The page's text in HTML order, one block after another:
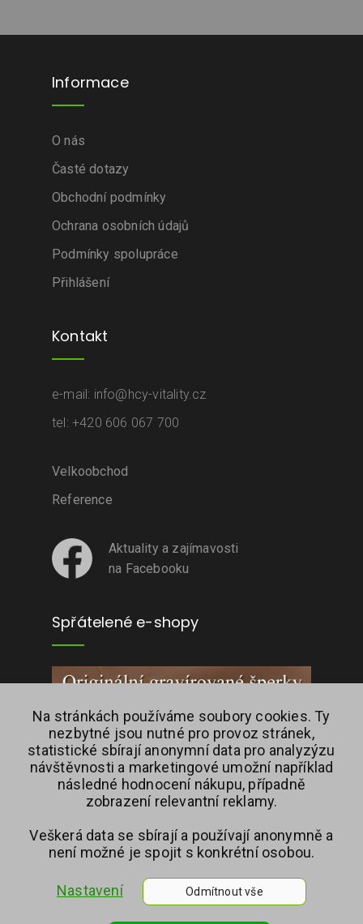
Informace
O nás
Časté dotazy
Obchodní podmínky
Ochrana osobních údajů
Podmínky spolupráce
Přihlášení
Kontakt
e-mail: info@hcy-vitality.cz
tel: +420 606 067 700
Velkoobchod
Reference
Aktuality a zajímavosti
na Facebooku
Spřátelené e-shopy
Na stránkách používáme soubory cookies. Ty
nezbytné jsou nutné pro provoz stránek,
statistické sbírají anonymní data pro analyzýzu
návštěvnosti a marketingové umožní například
následné hodnocení nákupu, případně
zobrazení relevantní reklamy.
Veškerá data se sbírají a používají anonymně a
není možné je spojit s konkrétní osobou.
Nastavení Odmítnout vše